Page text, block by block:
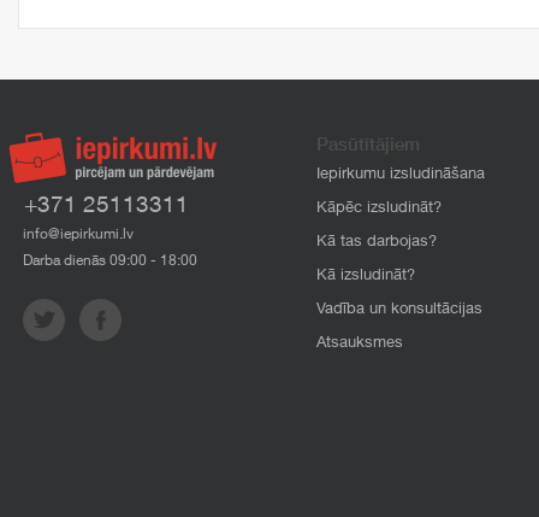
+371 25113311
info@iepirkumi.lv
Darba dienās 09:00 - 18:00
Pasūtītājiem
Iepirkumu izsludināšana
Kāpēc izsludināt?
Kā tas darbojas?
Kā izsludināt?
Vadība un konsultācijas
Atsauksmes